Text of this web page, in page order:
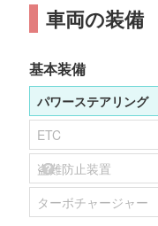
車両の装備
基本装備
パワーステアリング
ETC
盗難防止装置
ターボチャージャー